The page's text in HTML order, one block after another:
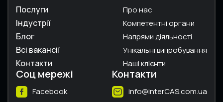
Послуги
Індустрії
Блог
Всі вакансії
Контакти
Про нас
Компетентні органи
Напрями діяльності
Унікальні випробування
Наші клієнти
Соц мережі
Facebook
Контакти
info@interCAS.com.ua